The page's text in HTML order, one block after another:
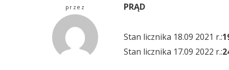
przez PRĄD
Stan licznika 18.09 2021 r.:
Stan licznika 17.09 2022 r.: